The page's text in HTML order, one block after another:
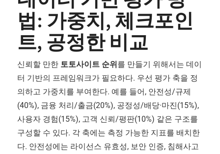
법: 가중치, 체크포인
트, 공정한 비교
신뢰할 만한 토토사이트 순위를 만들기 위해서는 데이
터 기반의 프레임워크가 필요하다. 우선 평가 축을 정
의하고 가중치를 부여한다. 예를 들어, 안전성/규제
(40%), 금융 처리/출금(20%), 공정성/배당·마진(15%),
사용자 경험(15%), 고객 신뢰/평판(10%) 같은 구조를
구성할 수 있다. 각 축에는 측정 가능한 지표를 배치한
다. 안전성에는 라이선스 유효성, 보안 인증, 침해사고